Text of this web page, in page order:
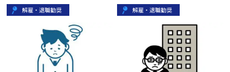
解雇・退職勧奨 解雇・退職勧奨